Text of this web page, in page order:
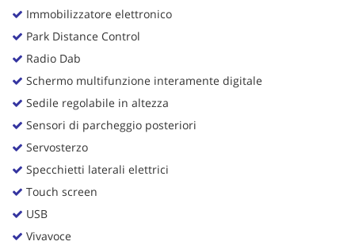
Immobilizzatore elettronico
Park Distance Control
Radio Dab
Schermo multifunzione interamente digitale
Sedile regolabile in altezza
Sensori di parcheggio posteriori
Servosterzo
Specchietti laterali elettrici
Touch screen
USB
Vivavoce